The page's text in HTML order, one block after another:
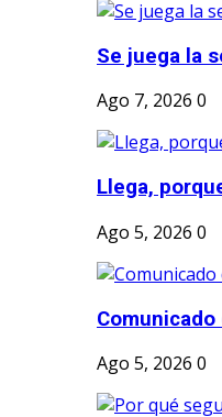
Se juega la
Ago 7, 2026 0
Llega,
Ago 5, 2026 0
Ago 5, 2026 0